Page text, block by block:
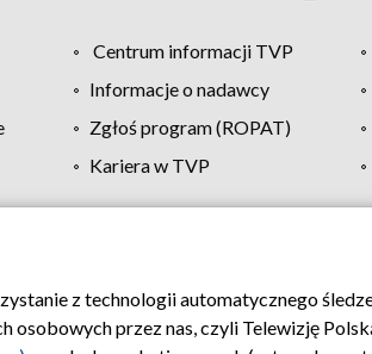
Centrum informacji TVP
Informacje o nadawcy
Zgłoś program (ROPAT)
Kariera w TVP
Moje zgody Pomoc
z technologii automatycznego
przez nas, czyli Telewizję